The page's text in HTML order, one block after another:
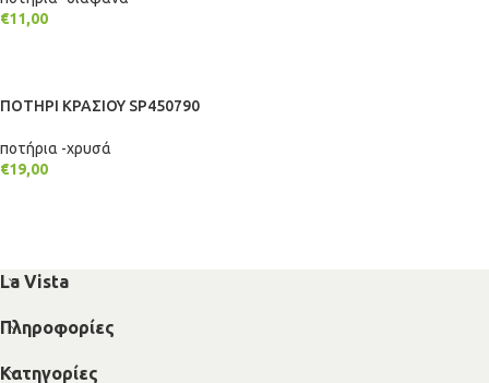
€11,00
ΠΟΤΗΡΙ ΚΡΑΣΙΟΥ SP450790
ποτήρια -χρυσά
€19,00
La Vista
Πληροφορίες
Κατηγορίες